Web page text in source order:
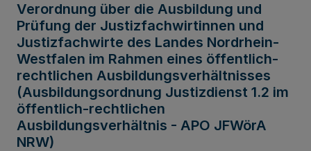
Verordnung über die Ausbildung und
Prüfung der Justizfachwirtinnen und
Justizfachwirte des Landes Nordrhein-
Westfalen im Rahmen eines öffentlich-
rechtlichen Ausbildungsverhältnisses
(Ausbildungsordnung Justizdienst 1.2 im
öffentlich-rechtlichen
Ausbildungsverhältnis - APO JFWörA
NRW)